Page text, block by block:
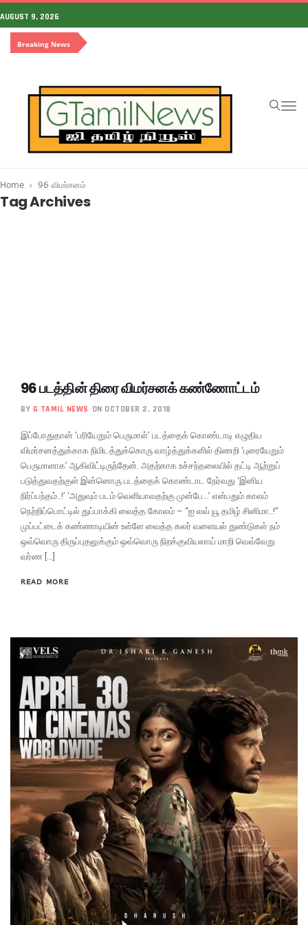
AUGUST 9, 2026
Breaking News
Home 96 விமர்சனம்
Tag Archives
96 படத்தின் திரை விமர்சனக் கண்ணோட்டம்
BY G TAMIL NEWS ON OCTOBER 2, 2018
இப்போதுதான் ‘பரியேறும் பெருமாள்’ படத்தைக் கொண்டாடி எழுதிய
விமர்சனத்துக்காக நிமிடத்துக்கொரு வாழ்த்துக்களில் திணறி ‘புரையேறும்
பெருமாளாக’ ஆகிவிட்டிருந்தேன். அதற்காக உச்சந்தலையில் தட்டி ஆற்றுப்
படுத்துவதற்குள் இன்னொரு படத்தைக் கொண்டாட நேர்வது ‘இனிய
நிர்ப்பந்தம்..!’ ‘அதுவும் படம் வெளியாவதற்கு முன்பே…’ என்பதும் காலம்
நெற்றிப்பொட்டில் துப்பாக்கி வைத்த கோலம் – “ஐ லவ் யூ தமிழ் சினிமா..!”
முப்பட்டைக் கண்ணாடியின் உள்ளே வைத்த கலர் வளையல் துண்டுகள் நம்
ஒவ்வொரு திருப்புதலுக்கும் ஒவ்வொரு நிறக்குவியலாய் மாறி வெவ்வேறு
வர்ண […]
READ MORE